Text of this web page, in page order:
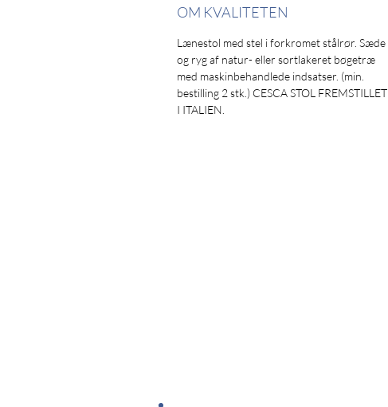
OM KVALITETEN
Lænestol med stel i forkromet stålrør. Sæde
og ryg af natur- eller sortlakeret bøgetræ
med maskinbehandlede indsatser. (min.
bestilling 2 stk.) CESCA STOL FREMSTILLET
I ITALIEN.